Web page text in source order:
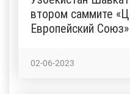
втором саммите
Европейский Союз»
02-06-2023